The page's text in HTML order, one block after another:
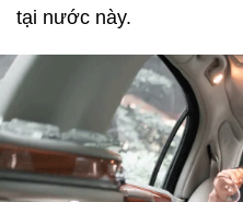
tại nước này.